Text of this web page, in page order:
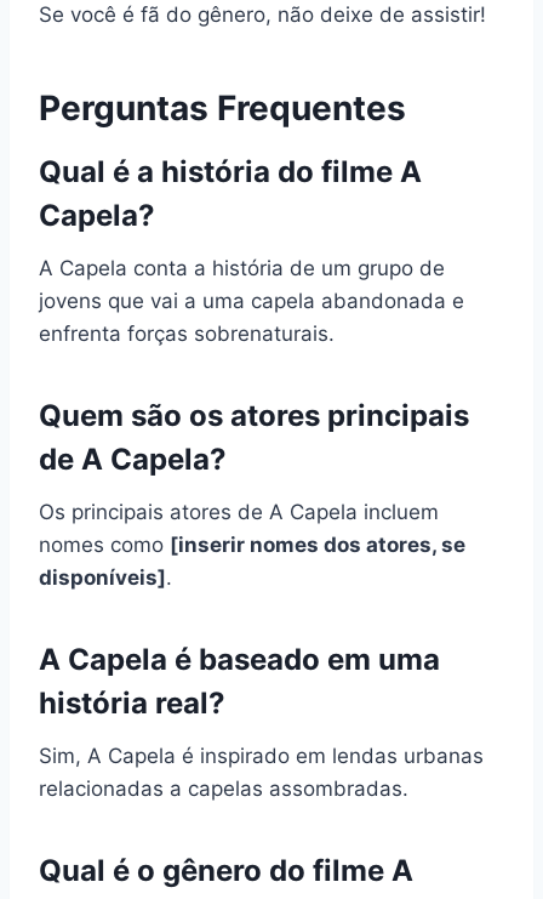
Se você é fã do gênero, não deixe de assistir!
Perguntas Frequentes
Qual é a história do filme A
Capela?
A Capela conta a história de um grupo de
jovens que vai a uma capela abandonada e
enfrenta forças sobrenaturais.
Quem são os atores principais
de A Capela?
Os principais atores de A Capela incluem
nomes como [inserir nomes dos atores, se
disponíveis].
A Capela é baseado em uma
história real?
Sim, A Capela é inspirado em lendas urbanas
relacionadas a capelas assombradas.
Qual é o gênero do filme A